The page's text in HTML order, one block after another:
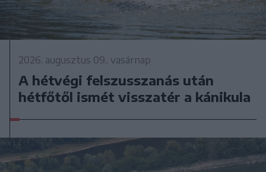
2026. augusztus 09., vasárnap
A hétvégi felszusszanás után
hétfőtől ismét visszatér a kánikula